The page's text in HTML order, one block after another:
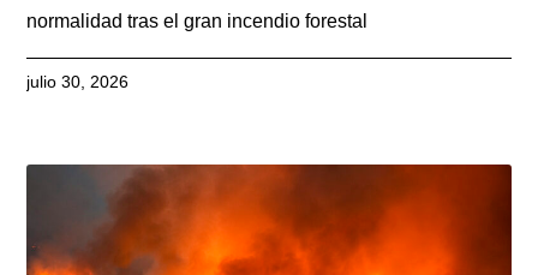
normalidad tras el gran incendio forestal
julio 30, 2026